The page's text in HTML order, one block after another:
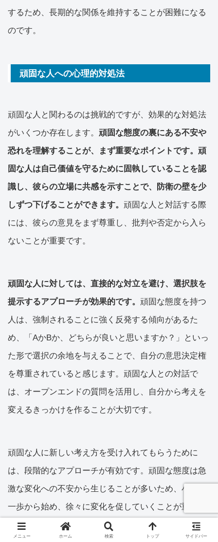
するため、長期的な関係を維持することが困難になる
のです。
頑固な人への心理的対処法
頑固な人と関わるのは挑戦的ですが、効果的な対処法
がいくつか存在します。 頑固な態度の裏にある不安や
恐れを理解することが、まず重要なポイントです。頑
固な人は自己価値を守るために固執していることを認
識し、彼らの立場に共感を示すことで、防衛の壁を少
しずつ下げることができます。 頑固な人と対話する際
には、彼らの意見をまず尊重し、批判や否定から入ら
ないことが重要です。
頑固な人に対しては、直接的な対立を避け、選択肢を
提示するアプローチが効果的です。 頑固な態度を持つ
人は、強制されることに強く反発する傾向があるた
め、「AかBか、どちらが良いと思いますか？」といっ
た形で選択の余地を与えることで、自分の意思決定権
を尊重されていると感じます。頑固な人との対話で
は、オープンエンドの質問を活用し、自分から考えを
変えるきっかけを作ることが大切です。
頑固な人に新しい考え方を受け入れてもらうために
は、段階的なアプローチが有効です。頑固な態度は急
激な変化への不安から生じることが多いため、小さな
一歩から始め、徐々に変化を促していくことが重要で
す。頑固な人に対しては、「試してみる」という軽い
メニュー ホーム 検索 トップ サイドバー